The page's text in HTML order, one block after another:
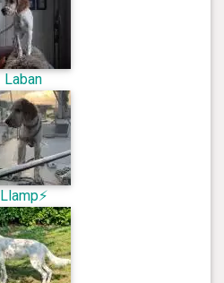
Laban
Llamp⚡️